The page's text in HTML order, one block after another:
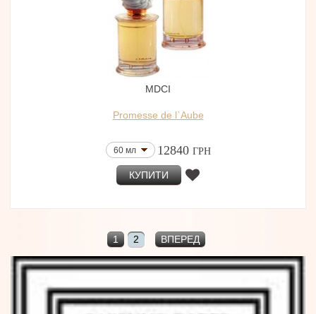
MDCI
Promesse de l`Aube
60 мл 12840 ГРН
КУПИТИ
1 2 ВПЕРЕД